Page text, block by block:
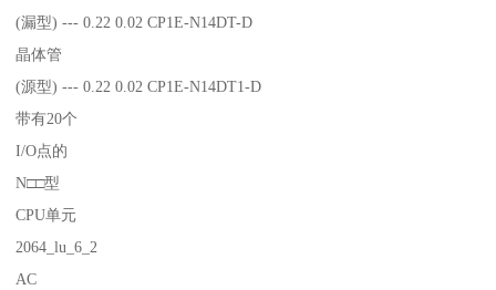
(漏型) --- 0.22 0.02 CP1E-N14DT-D
晶体管
(源型) --- 0.22 0.02 CP1E-N14DT1-D
带有20个
I/O点的
N□□型
CPU单元
2064_lu_6_2
AC